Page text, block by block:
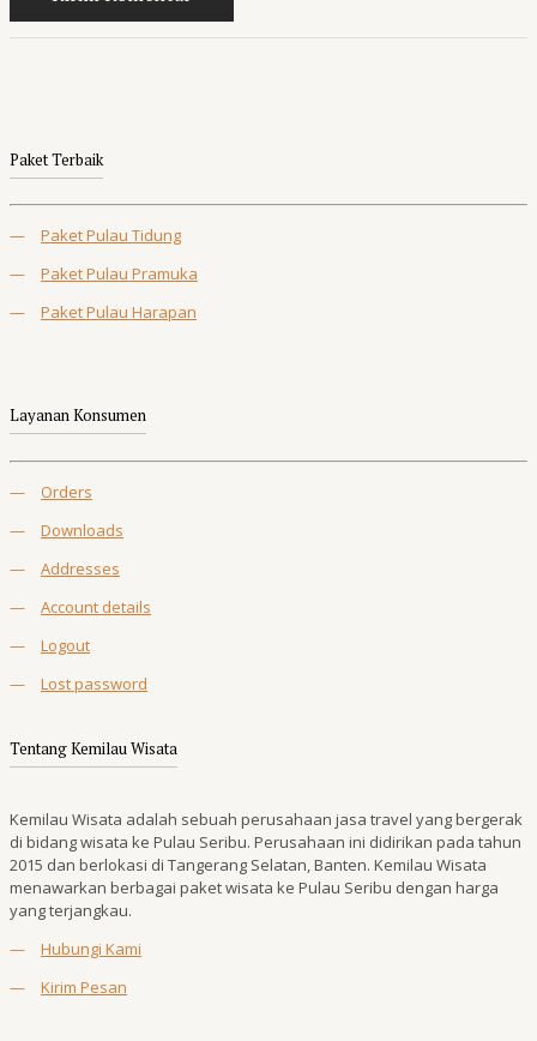
Paket Terbaik
—
Paket Pulau Tidung
—
Paket Pulau Pramuka
—
Paket Pulau Harapan
Layanan Konsumen
—
Orders
—
Downloads
—
Addresses
—
Account details
—
Logout
—
Lost password
Tentang Kemilau Wisata
Kemilau Wisata adalah sebuah perusahaan jasa travel yang bergerak
di bidang wisata ke Pulau Seribu. Perusahaan ini didirikan pada tahun
2015 dan berlokasi di Tangerang Selatan, Banten. Kemilau Wisata
menawarkan berbagai paket wisata ke Pulau Seribu dengan harga
yang terjangkau.
—
Hubungi Kami
—
Kirim Pesan